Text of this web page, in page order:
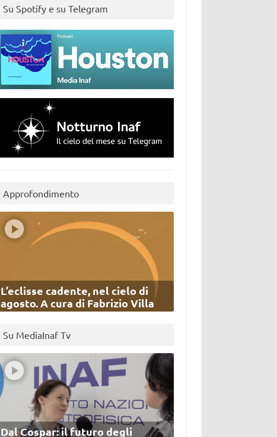
Su Spotify e su Telegram
Approfondimento
L’eclisse cadente, nel cielo di
agosto. A cura di Fabrizio Villa
Su MediaInaf Tv
Dal Cospar: il futuro degli